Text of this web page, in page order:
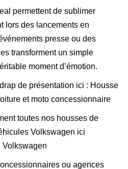
permettent de sublimer
lors des lancements en
presse ou des
transforment un simple
moment d’émotion.
de présentation ici : Housse
et moto concessionnaire
toutes nos housses de
Volkswagen ici
Volkswagen
ou agences